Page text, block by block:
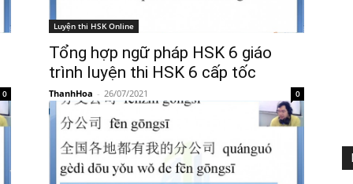
0
Luyện thi HSK Online
Tổng hợp ngữ pháp HSK 6 giáo
trình luyện thi HSK 6 cấp tốc
ThanhHoa - 26/07/2021 0